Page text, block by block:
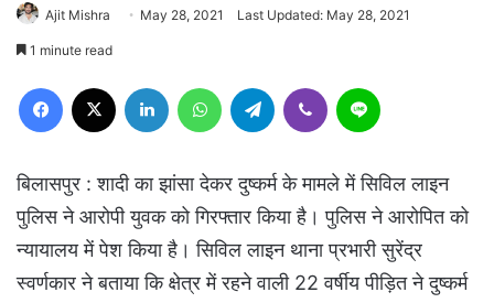
Ajit Mishra May 28, 2021 Last Updated: May 28, 2021
1 minute read
Facebook LinkedIn WhatsAppTelegram Viber
बिलासपुर : शादी का झांसा देकर दुष्कर्म के मामले में सिविल लाइन
पुलिस ने आरोपी युवक को गिरफ्तार किया है। पुलिस ने आरोपित को
न्यायालय में पेश किया है। सिविल लाइन थाना प्रभारी सुरेंद्र
स्वर्णकार ने बताया कि क्षेत्र में रहने वाली 22 वर्षीय पीड़ित ने दुष्कर्म